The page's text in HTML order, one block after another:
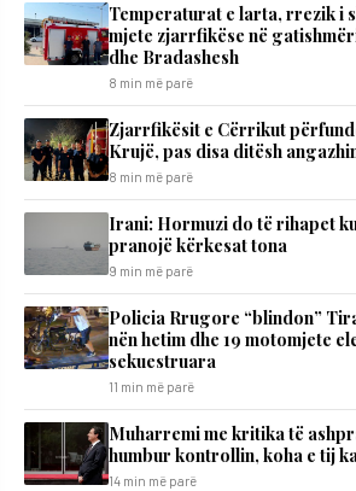
Temperaturat e larta, rrezik i
mjete zjarrfikëse në
dhe Bradashesh
8 min më parë
Zjarrfikësit e Cërrikut
Krujë, pas disa ditësh
8 min më parë
Irani: Hormuzi do të rihapet
pranojë kërkesat tona
9 min më parë
Policia Rrugore “blindon”
nën hetim dhe 19 motomjete
sekuestruara
11 min më parë
Muharremi me kritika të
humbur kontrollin, koha e tij
14 min më parë